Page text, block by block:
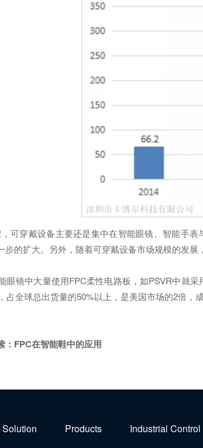
可穿戴设备主要还是集中在智能眼镜、智能手
步的扩大。另外，随着可穿戴设备市场规模的发展
镜中大量使用FPC柔性电路板，如PSVR中就采
占全球总出货量的50%以上，是美国市场的2倍，
FPC在智能鞋中的应用
Solution Products Industrial Control